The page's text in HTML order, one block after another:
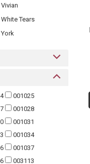
Tears
001025
001028
001031
001034
001037
003113